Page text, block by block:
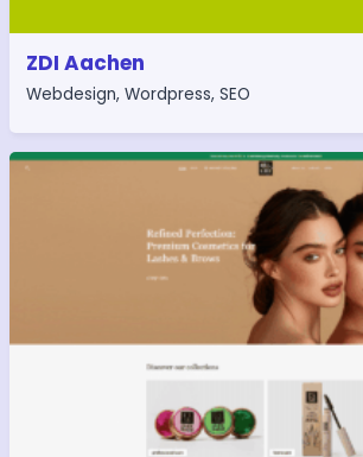
ZDI Aachen
Webdesign, Wordpress, SEO